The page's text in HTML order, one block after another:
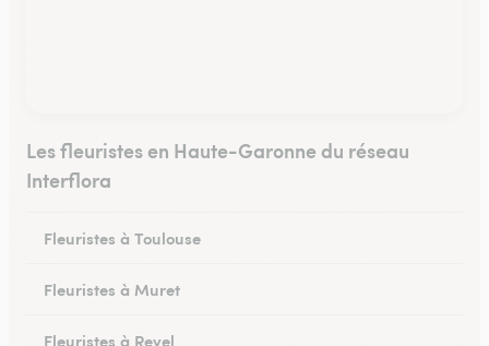
Les fleuristes en Haute-Garonne du réseau
Interflora
Fleuristes à Toulouse
Fleuristes à Muret
Fleuristes à Revel